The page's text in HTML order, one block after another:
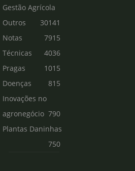
Gestão Agrícola
30141
Outros
7915
Notas
Técnicas
4036
Pragas
1015
Doenças
815
Inovações no
agronegócio 790
Plantas Daninhas
750